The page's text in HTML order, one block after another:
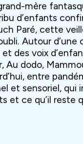
mère
d’enfants
Paré, cette
Autour d’une
des voix
Au dodo,
entre
et sensoriel, qui
et ce qu’il reste